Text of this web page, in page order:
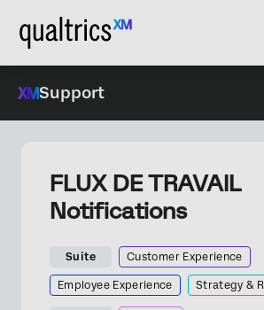
Support
FLUX DE TRAVAIL
Notifications
Suite Customer Experience
Employee Experience Strategy &